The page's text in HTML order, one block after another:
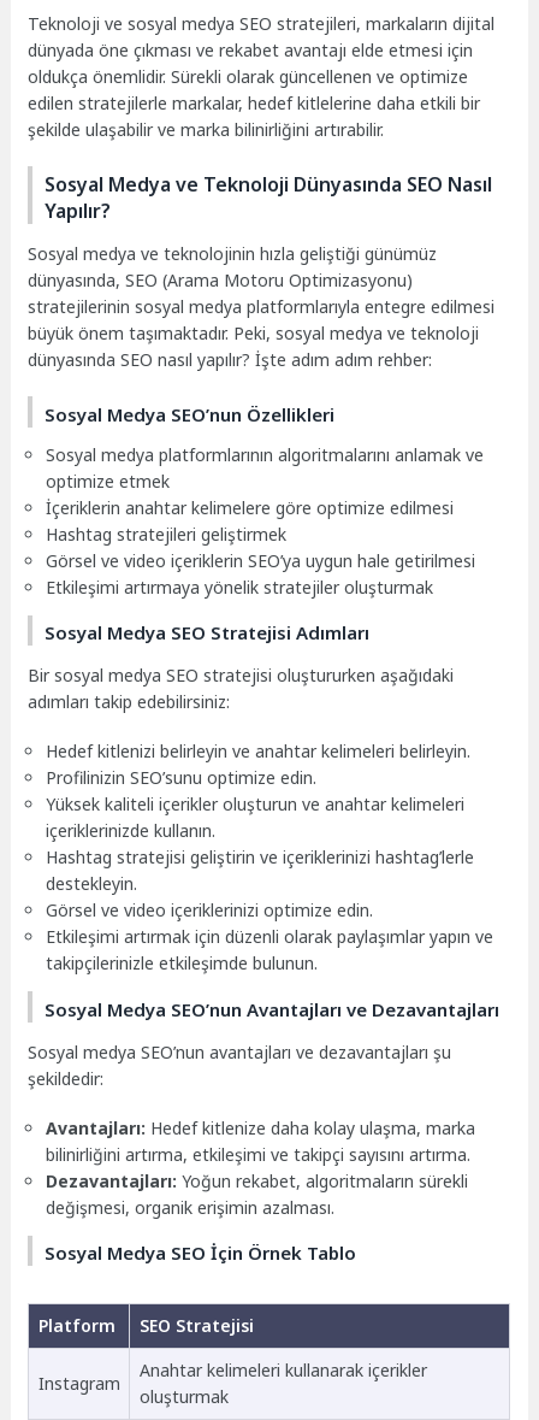
Teknoloji ve sosyal medya SEO stratejileri, markaların dijital
dünyada öne çıkması ve rekabet avantajı elde etmesi için
oldukça önemlidir. Sürekli olarak güncellenen ve optimize
edilen stratejilerle markalar, hedef kitlelerine daha etkili bir
şekilde ulaşabilir ve marka bilinirliğini artırabilir.
Sosyal Medya ve Teknoloji Dünyasında SEO Nasıl
Yapılır?
Sosyal medya ve teknolojinin hızla geliştiği günümüz
dünyasında, SEO (Arama Motoru Optimizasyonu)
stratejilerinin sosyal medya platformlarıyla entegre edilmesi
büyük önem taşımaktadır. Peki, sosyal medya ve teknoloji
dünyasında SEO nasıl yapılır? İşte adım adım rehber:
Sosyal Medya SEO’nun Özellikleri
Sosyal medya platformlarının algoritmalarını anlamak ve
optimize etmek
İçeriklerin anahtar kelimelere göre optimize edilmesi
Hashtag stratejileri geliştirmek
Görsel ve video içeriklerin SEO’ya uygun hale getirilmesi
Etkileşimi artırmaya yönelik stratejiler oluşturmak
Sosyal Medya SEO Stratejisi Adımları
Bir sosyal medya SEO stratejisi oluştururken aşağıdaki
adımları takip edebilirsiniz:
Hedef kitlenizi belirleyin ve anahtar kelimeleri belirleyin.
Profilinizin SEO’sunu optimize edin.
Yüksek kaliteli içerikler oluşturun ve anahtar kelimeleri
içeriklerinizde kullanın.
Hashtag stratejisi geliştirin ve içeriklerinizi hashtag’lerle
destekleyin.
Görsel ve video içeriklerinizi optimize edin.
Etkileşimi artırmak için düzenli olarak paylaşımlar yapın ve
takipçilerinizle etkileşimde bulunun.
Sosyal Medya SEO’nun Avantajları ve Dezavantajları
Sosyal medya SEO’nun avantajları ve dezavantajları şu
şekildedir:
Avantajları: Hedef kitlenize daha kolay ulaşma, marka
bilinirliğini artırma, etkileşimi ve takipçi sayısını artırma.
Dezavantajları: Yoğun rekabet, algoritmaların sürekli
değişmesi, organik erişimin azalması.
Sosyal Medya SEO İçin Örnek Tablo
Platform SEO Stratejisi
Instagram
Anahtar kelimeleri kullanarak içerikler
oluşturmak